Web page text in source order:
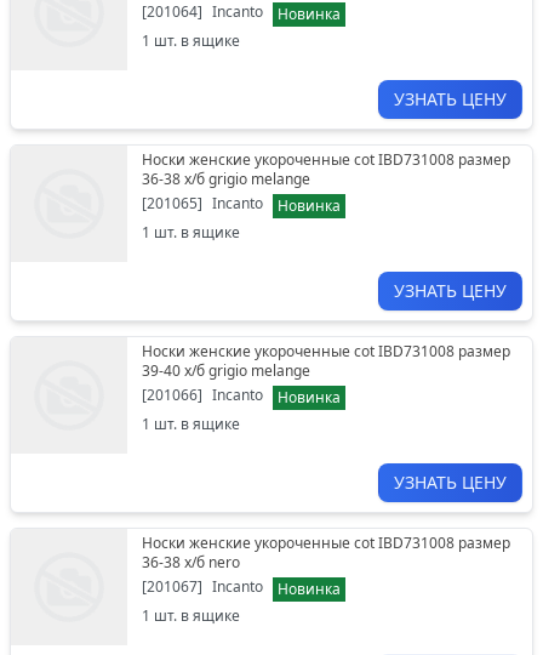
[201064] Incanto
Новинка
1 шт. в ящике
УЗНАТЬ ЦЕНУ
Носки женские укороченные cot IBD731008 размер
36-38 х/б grigio melange
[201065] Incanto
Новинка
1 шт. в ящике
УЗНАТЬ ЦЕНУ
Носки женские укороченные cot IBD731008 размер
39-40 х/б grigio melange
[201066] Incanto
Новинка
1 шт. в ящике
УЗНАТЬ ЦЕНУ
Носки женские укороченные cot IBD731008 размер
36-38 х/б nero
[201067] Incanto
Новинка
1 шт. в ящике